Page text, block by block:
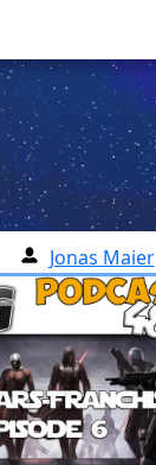
Jonas Maier